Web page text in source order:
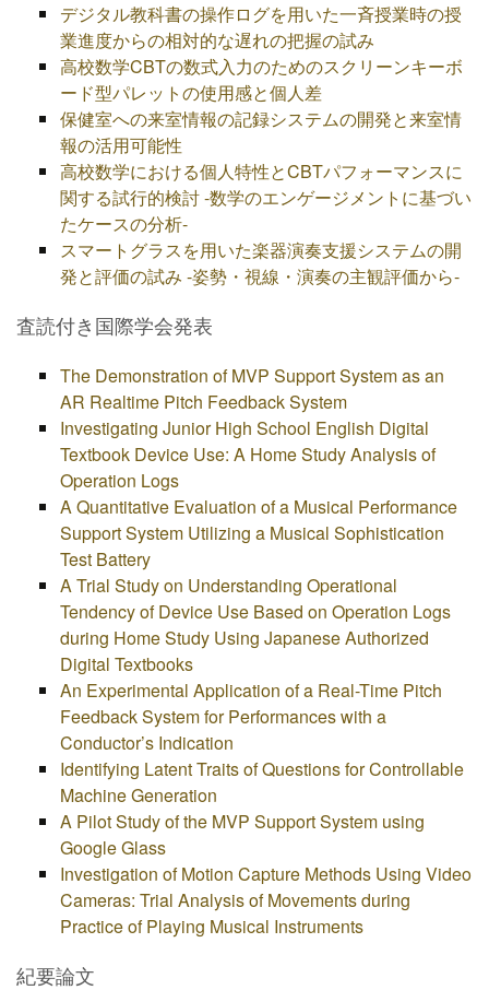
デジタル教科書の操作ログを用いた一斉授業時の授
業進度からの相対的な遅れの把握の試み
高校数学CBTの数式入力のためのスクリーンキーボ
ード型パレットの使用感と個人差
保健室への来室情報の記録システムの開発と来室情
報の活用可能性
高校数学における個人特性とCBTパフォーマンスに
関する試行的検討 -数学のエンゲージメントに基づい
たケースの分析-
スマートグラスを用いた楽器演奏支援システムの開
発と評価の試み -姿勢・視線・演奏の主観評価から-
査読付き国際学会発表
The Demonstration of MVP Support System as an
AR Realtime Pitch Feedback System
Investigating Junior High School English Digital
Textbook Device Use: A Home Study Analysis of
Operation Logs
A Quantitative Evaluation of a Musical Performance
Support System Utilizing a Musical Sophistication
Test Battery
A Trial Study on Understanding Operational
Tendency of Device Use Based on Operation Logs
during Home Study Using Japanese Authorized
Digital Textbooks
An Experimental Application of a Real-Time Pitch
Feedback System for Performances with a
Conductor’s Indication
Identifying Latent Traits of Questions for Controllable
Machine Generation
A Pilot Study of the MVP Support System using
Google Glass
Investigation of Motion Capture Methods Using Video
Cameras: Trial Analysis of Movements during
Practice of Playing Musical Instruments
紀要論文